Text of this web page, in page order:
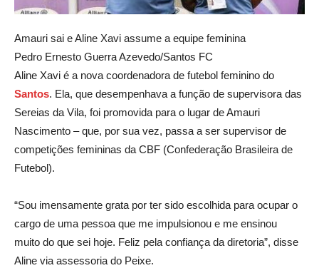
Amauri sai e Aline Xavi assume a equipe feminina
Pedro Ernesto Guerra Azevedo/Santos FC
Aline Xavi é a nova coordenadora de futebol feminino do
Santos. Ela, que desempenhava a função de supervisora das
Sereias da Vila, foi promovida para o lugar de Amauri
Nascimento – que, por sua vez, passa a ser supervisor de
competições femininas da CBF (Confederação Brasileira de
Futebol).
“Sou imensamente grata por ter sido escolhida para ocupar o
cargo de uma pessoa que me impulsionou e me ensinou
muito do que sei hoje. Feliz pela confiança da diretoria”, disse
Aline via assessoria do Peixe.